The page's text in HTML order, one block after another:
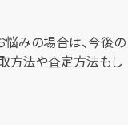
悩みの場合は、今後の
方法や査定方法もし